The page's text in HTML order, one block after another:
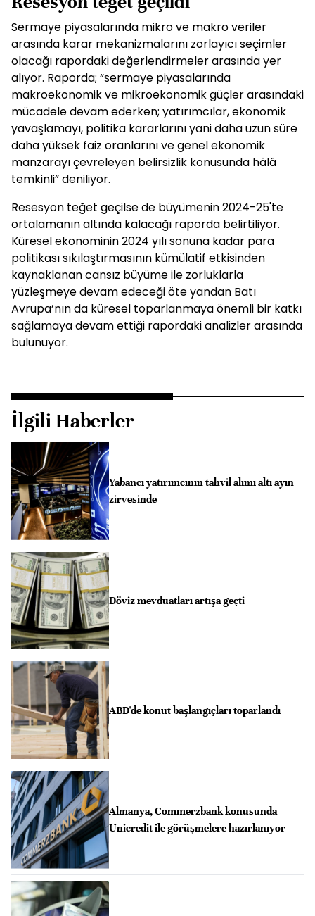
Sermaye piyasalarında mikro ve makro veriler
arasında karar mekanizmalarını zorlayıcı seçimler
olacağı rapordaki değerlendirmeler arasında yer
alıyor. Raporda; “sermaye piyasalarında
makroekonomik ve mikroekonomik güçler arasındaki
mücadele devam ederken; yatırımcılar, ekonomik
yavaşlamayı, politika kararlarını yani daha uzun süre
daha yüksek faiz oranlarını ve genel ekonomik
manzarayı çevreleyen belirsizlik konusunda hâlâ
temkinli” deniliyor.
Resesyon teğet geçilse de büyümenin 2024-25'te
ortalamanın altında kalacağı raporda belirtiliyor.
Küresel ekonominin 2024 yılı sonuna kadar para
politikası sıkılaştırmasının kümülatif etkisinden
kaynaklanan cansız büyüme ile zorluklarla
yüzleşmeye devam edeceği öte yandan Batı
Avrupa’nın da küresel toparlanmaya önemli bir katkı
sağlamaya devam ettiği rapordaki analizler arasında
bulunuyor.
İlgili Haberler
Yabancı yatırımcının tahvil alımı altı ayın
zirvesinde
Döviz mevduatları artışa geçti
ABD'de konut başlangıçları toparlandı
Almanya, Commerzbank konusunda
Unicredit ile görüşmelere hazırlanıyor